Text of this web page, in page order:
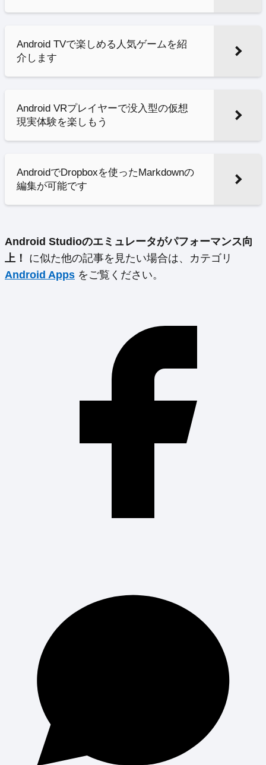
Android TVで楽しめる人気ゲームを紹
介します
Android VRプレイヤーで没入型の仮想
現実体験を楽しもう
AndroidでDropboxを使ったMarkdownの
編集が可能です
Android Studioのエミュレータがパフォーマンス向
上！
に似た他の記事を見たい場合は、カテゴリ
Android Apps をご覧ください。